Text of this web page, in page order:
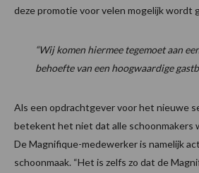
deze promotie voor velen mogelijk wordt
“Wij komen hiermee tegemoet aan
behoefte van een hoogwaardige
Als een opdrachtgever voor het nieuwe
betekent het niet dat alle schoonmakers
De Magnifique-medewerker is namelijk
schoonmaak. “Het is zelfs zo dat de